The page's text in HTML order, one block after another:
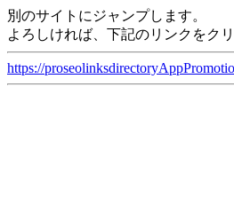
別のサイトにジャンプします。
よろしければ、下記のリンクをク
https://